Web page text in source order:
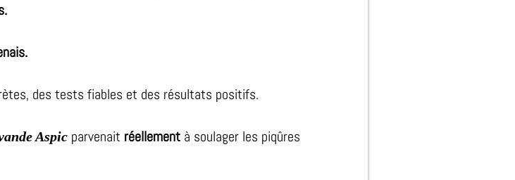
des tests fiables et des résultats positifs.
Aspic parvenait réellement à soulager les piqûres